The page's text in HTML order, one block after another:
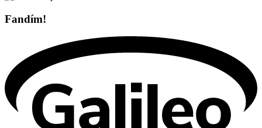
Fandím!